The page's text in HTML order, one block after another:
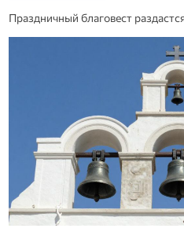
Праздничный благовест